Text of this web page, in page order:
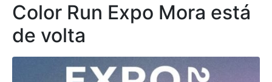
Color Run Expo Mora está
de volta